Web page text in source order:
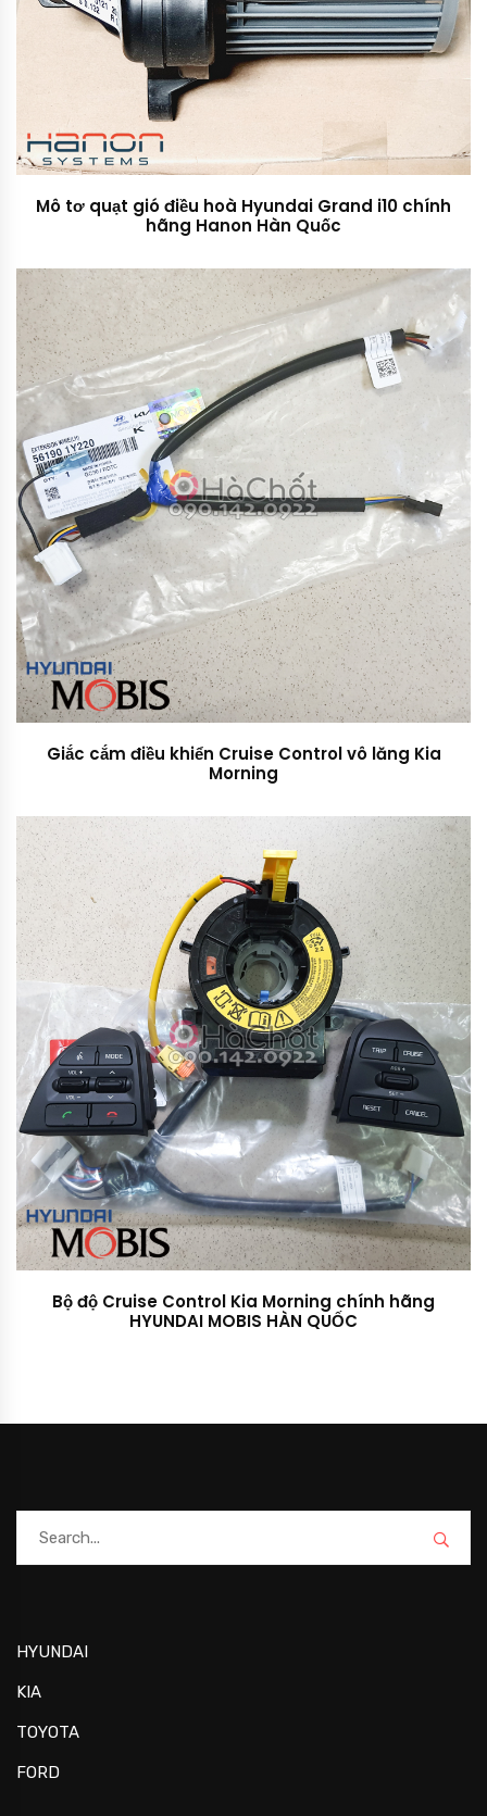
Mô tơ quạt gió điều hoà Hyundai Grand i10 chính
hãng Hanon Hàn Quốc
Giắc cắm điều khiển Cruise Control vô lăng Kia
Morning
Bộ độ Cruise Control Kia Morning chính hãng
HYUNDAI MOBIS HÀN QUỐC
HYUNDAI
KIA
TOYOTA
FORD